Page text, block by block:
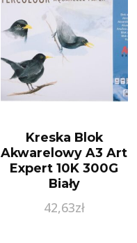
Kreska Blok
Akwarelowy A3 Art
Expert 10K 300G
Biały
42,63zł